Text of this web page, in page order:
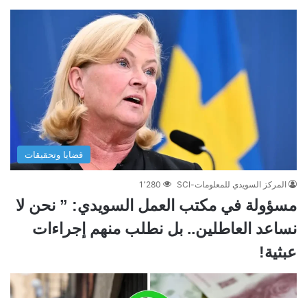
قضايا وتحقيقات
المركز السويدي للمعلومات-SCI 1٬280
مسؤولة في مكتب العمل السويدي: ” نحن لا
نساعد العاطلين.. بل نطلب منهم إجراءات
عبثية!